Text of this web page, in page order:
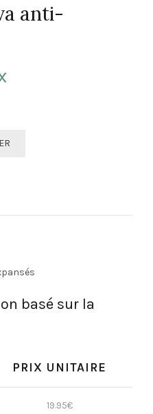
anti-
basé sur la
PRIX UNITAIRE
19.95€